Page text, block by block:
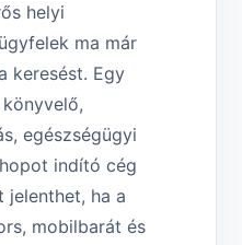
helyi
ma már
keresést. Egy
egészségügyi
indító cég
jelenthet, ha a
mobilbarát és